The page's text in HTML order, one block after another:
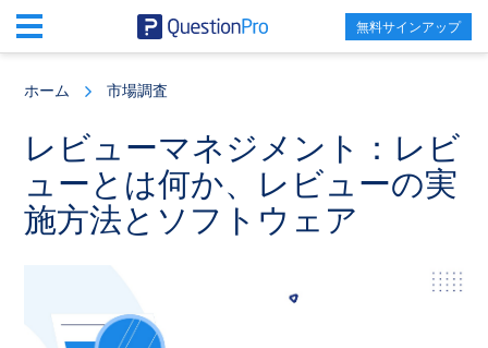
content
sidebar
無料サインアップ
ホーム 市場調査
レビューマネジメント：レビ
ューとは何か、レビューの実
施方法とソフトウェア